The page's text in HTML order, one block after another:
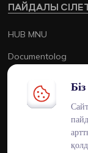
ПАЙДАЛЫ
HUB MNU
Documentolog
Platonus